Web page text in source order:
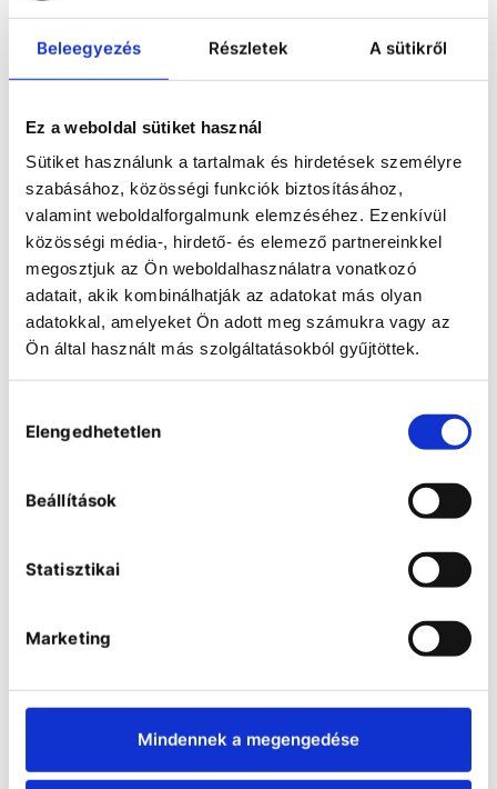
Beleegyezés Részletek A sütikről
Ez a weboldal sütiket használ
Sütiket használunk a tartalmak és hirdetések személyre
szabásához, közösségi funkciók biztosításához,
valamint weboldalforgalmunk elemzéséhez. Ezenkívül
közösségi média-, hirdető- és elemező partnereinkkel
megosztjuk az Ön weboldalhasználatra vonatkozó
adatait, akik kombinálhatják az adatokat más olyan
adatokkal, amelyeket Ön adott meg számukra vagy az
Ön által használt más szolgáltatásokból gyűjtöttek.
kiválasztása
Elengedhetetlen
Beállítások
Statisztikai
Marketing
Mindennek a megengedése
Waldner walk-in fume cupboards
Waldner fume cupboards